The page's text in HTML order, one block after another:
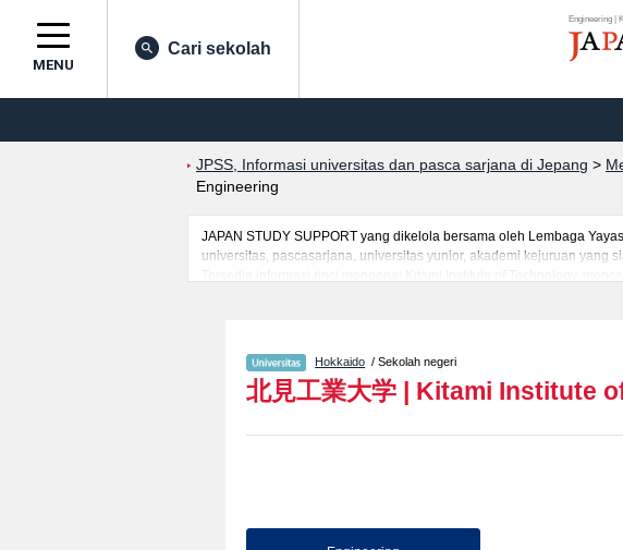
Engineering |
MENU
Cari sekolah
JPSS, Informasi universitas dan pasca sarjana di Jepang >
Engineering
JAPAN STUDY SUPPORT yang dikelola bersama oleh Lembaga
universitas, pascasarjana, universitas yunior, akademi kejuruan yang
Tersedia informasi rinci mengenai Kitami Institute of Technology,
Hokkaido / Sekolah negeri
北見工業大学 | Kitami Institute